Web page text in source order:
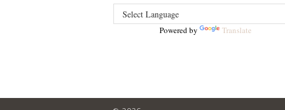
Powered by Translate